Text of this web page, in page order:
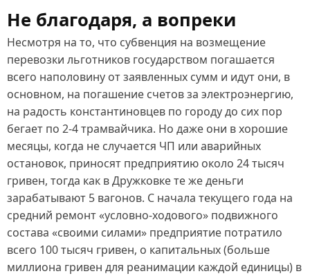
Не благодаря, а вопреки
Несмотря на то, что субвенция на возмещение
перевозки льготников государством погашается
всего наполовину от заявленных сумм и идут они, в
основном, на погашение счетов за электроэнергию,
на радость константиновцев по городу до сих пор
бегает по 2-4 трамвайчика. Но даже они в хорошие
месяцы, когда не случается ЧП или аварийных
остановок, приносят предприятию около 24 тысяч
гривен, тогда как в Дружковке те же деньги
зарабатывают 5 вагонов. С начала текущего года на
средний ремонт «условно-ходового» подвижного
состава «своими силами» предприятие потратило
всего 100 тысяч гривен, о капитальных (больше
миллиона гривен для реанимации каждой единицы) в